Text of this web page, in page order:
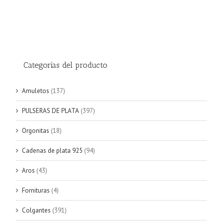
Categorías del producto
Amuletos (137)
PULSERAS DE PLATA (397)
Orgonitas (18)
Cadenas de plata 925 (94)
Aros (43)
Fornituras (4)
Colgantes (391)